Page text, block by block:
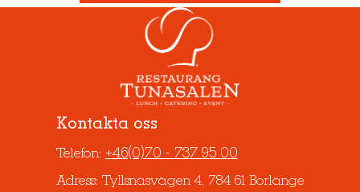
Kontakta oss
Telefon: +46(0)70 - 737 95 00
Adress: Tyllsnäsvägen 4, 784 61 Borlänge